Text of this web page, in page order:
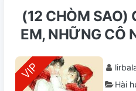
(12 CHÒM SAO)
EM, NHỮNG CÔ
Hài